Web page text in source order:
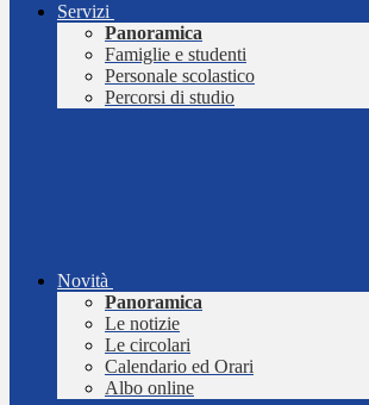
Servizi
Panoramica
Famiglie e studenti
Personale scolastico
Percorsi di studio
Novità
Panoramica
Le notizie
Le circolari
Calendario ed Orari
Albo online